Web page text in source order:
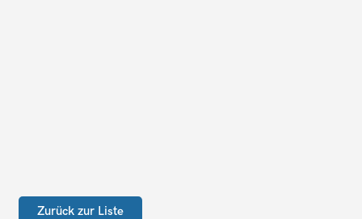
Zurück zur Liste